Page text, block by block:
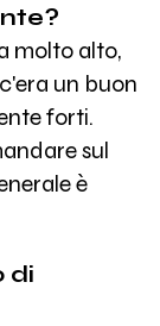
molto alto,
un buon
forti.
sul
è
di